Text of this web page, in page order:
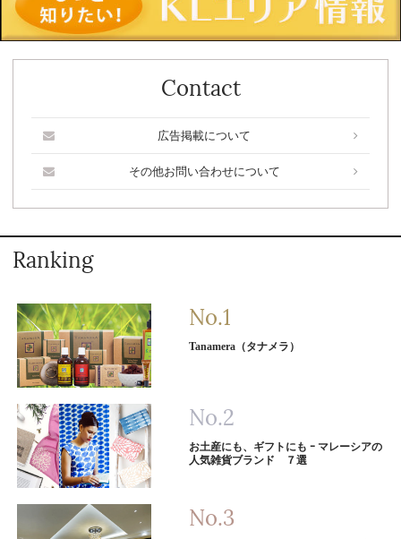
Contact
広告掲載について
その他お問い合わせについて
Ranking
Tanamera（タナメラ）
お土産にも、ギフトにも ｰ マレーシアの
人気雑貨ブランド ７選